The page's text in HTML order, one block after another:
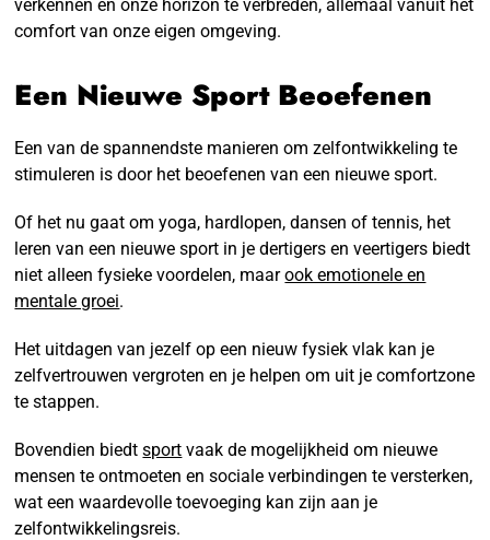
verkennen en onze horizon te verbreden, allemaal vanuit het
comfort van onze eigen omgeving.
Een Nieuwe Sport Beoefenen
Een van de spannendste manieren om zelfontwikkeling te
stimuleren is door het beoefenen van een nieuwe sport.
Of het nu gaat om yoga, hardlopen, dansen of tennis, het
leren van een nieuwe sport in je dertigers en veertigers biedt
niet alleen fysieke voordelen, maarook emotionele en
mentale groei.
Het uitdagen van jezelf op een nieuw fysiek vlak kan je
zelfvertrouwen vergroten en je helpen om uit je comfortzone
te stappen.
Bovendien biedtsport vaak de mogelijkheid om nieuwe
mensen te ontmoeten en sociale verbindingen te versterken,
wat een waardevolle toevoeging kan zijn aan je
zelfontwikkelingsreis.